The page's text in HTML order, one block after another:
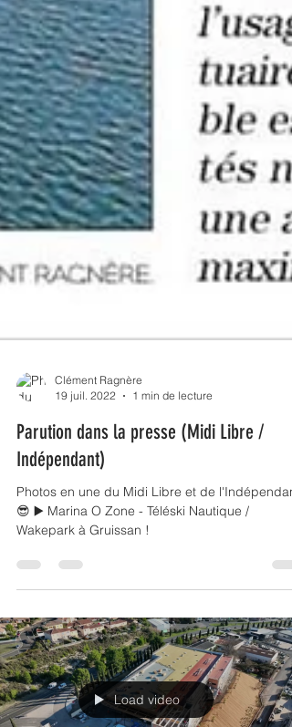
19 juil. 2022
1 min de lecture
Parution dans la presse (Midi Libre /
Indépendant)
Photos en une du Midi Libre et de l'Indépendant
Wakepark à Gruissan !